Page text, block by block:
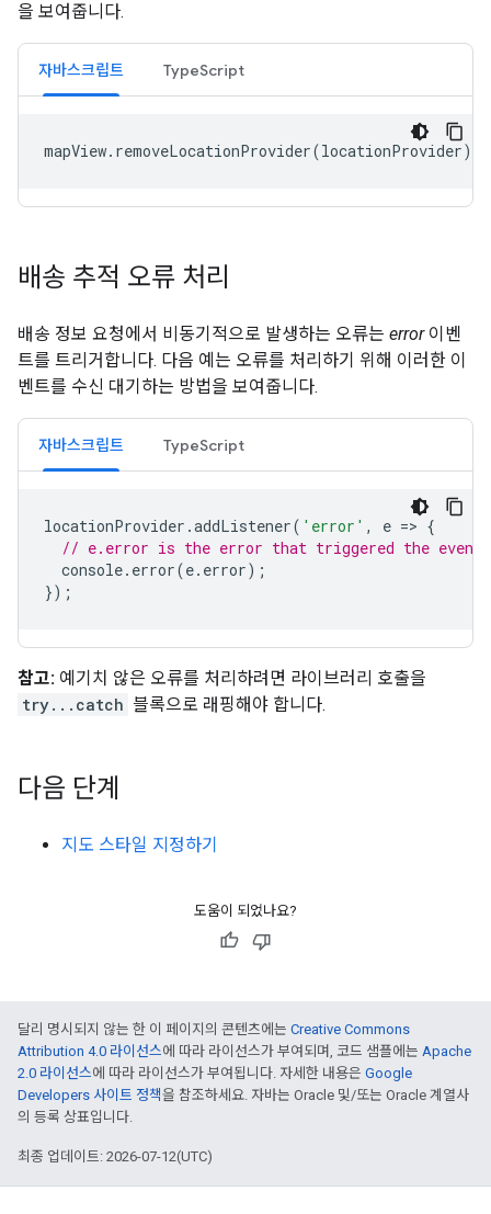
을 보여줍니다.
자바스크립트 TypeScript
mapView. removeLocationProvider(locationProvider);
배송 추적 오류 처리
배송 정보 요청에서 비동기적으로 발생하는 오류는 error이벤
트를 트리거합니다. 다음 예는 오류를 처리하기 위해 이러한 이
벤트를 수신 대기하는 방법을 보여줍니다.
자바스크립트 TypeScript
locationProvider .addListener( 'error' , e => {
// e.error is the error that triggered the event.
console. error(e. error);
});
참고: 예기치 않은 오류를 처리하려면 라이브러리 호출을
try...catch 블록으로 래핑해야 합니다.
다음 단계
지도 스타일 지정하기
도움이 되었나요?
달리 명시되지 않는 한 이 페이지의 콘텐츠에는 Creative Commons
Attribution 4.0 라이선스에 따라 라이선스가 부여되며, 코드 샘플에는 Apache
2.0 라이선스에 따라 라이선스가 부여됩니다. 자세한 내용은 Google
Developers 사이트 정책을 참조하세요. 자바는 Oracle 및/또는 Oracle 계열사
의 등록 상표입니다.
최종 업데이트: 2026-07-12(UTC)